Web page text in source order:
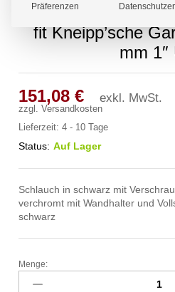
fit Kneipp’sche
mm 1″
151,08€ exkl. MwSt.
zzgl.Versandkosten
Lieferzeit:4 - 10 Tage
Status: Auf Lager
Schlauch in schwarz mit
verchromt mit Wandhalter und
schwarz
fit
Kneipp'sche
Menge:
Präferenzen